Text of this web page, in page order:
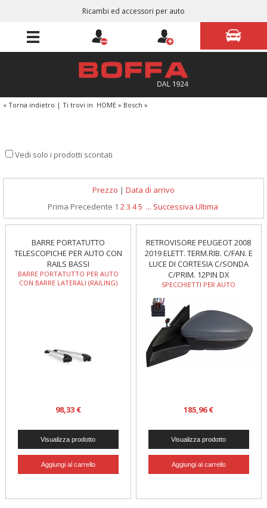
Ricambi ed accessori per auto
« Torna indietro | Ti trovi in HOME » Bosch »
Vedi solo i prodotti scontati
Prezzo | Data di arrivo
Prima Precedente 1 23 45 ... Successiva Ultima
BARRE PORTATUTTO
TELESCOPICHE PER AUTO CON
RAILS BASSI
BARRE PORTATUTTO PER AUTO
CON BARRE LATERALI (RAILING)
98,33 €
RETROVISORE PEUGEOT 2008
2019 ELETT. TERM.RIB. C/FAN. E
LUCE DI CORTESIA C/SONDA
C/PRIM. 12PIN DX
SPECCHIETTI PER AUTO
185,96 €